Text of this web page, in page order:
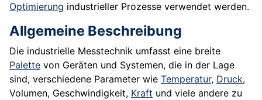
Optimierung industrieller Prozesse verwendet werden.
Allgemeine Beschreibung
Die industrielle Messtechnik umfasst eine breite
Palette von Geräten und Systemen, die in der Lage
sind, verschiedene Parameter wie Temperatur, Druck,
Volumen, Geschwindigkeit, Kraft und viele andere zu